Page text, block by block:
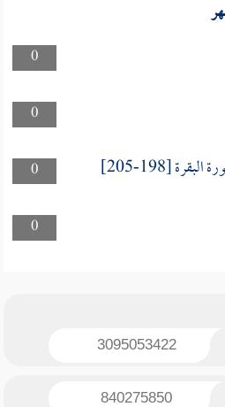
0
0
0
[198-205]
0
3095053422
840275850